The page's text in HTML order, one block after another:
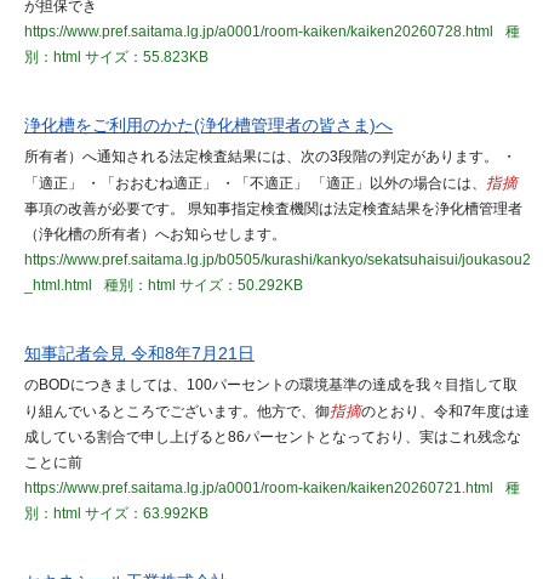
が担保でき
https://www.pref.saitama.lg.jp/a0001/room-kaiken/kaiken20260728.html
種
別：html サイズ：55.823KB
浄化槽をご利用のかた(浄化槽管理者の皆さま)へ
所有者）へ通知される法定検査結果には、次の3段階の判定があります。 ・
「適正」 ・「おおむね適正」 ・「不適正」 「適正」以外の場合には、 指摘
事項の改善が必要です。 県知事指定検査機関は法定検査結果を浄化槽管理者
（浄化槽の所有者）へお知らせします。
https://www.pref.saitama.lg.jp/b0505/kurashi/kankyo/sekatsuhaisui/joukasou2
_html.html
種別：html サイズ：50.292KB
知事記者会見 令和8年7月21日
のBODにつきましては、100パーセントの環境基準の達成を我々目指して取
り組んでいるところでございます。他方で、御指摘のとおり、令和7年度は達
成している割合で申し上げると86パーセントとなっており、実はこれ残念な
ことに前
https://www.pref.saitama.lg.jp/a0001/room-kaiken/kaiken20260721.html
種
別：html サイズ：63.992KB